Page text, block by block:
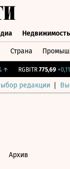
Недвижимость
Страна
RGBITR 775,69 +0,11%
редакции
Архив